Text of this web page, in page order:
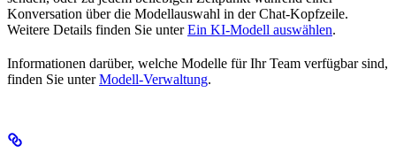
Konversation über die Modellauswahl in der Chat-Kopfzeile.
Weitere Details finden Sie unterEin KI-Modell auswählen.
Informationen darüber, welche Modelle für Ihr Team verfügbar sind,
finden Sie unterModell-Verwaltung.